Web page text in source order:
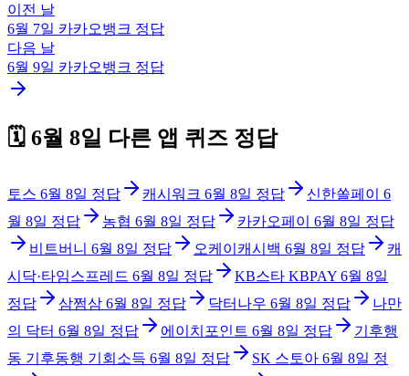
이전 날
6월 7일 카카오뱅크 정답
다음 날
6월 9일 카카오뱅크 정답
🗓️ 6월 8일 다른 앱 퀴즈 정답
토스 6월 8일 정답 캐시워크 6월 8일 정답 신한쏠페이
6
월 8일 정답 농협 6월 8일 정답 카카오페이 6월 8일 정답
비트버니 6월 8일 정답 오케이캐시백 6월 8일 정답
캐
시닥·타임스프레드 6월 8일 정답 KB스타 KBPAY 6월 8일
정답
삼쩜삼 6월 8일 정답 닥터나우 6월 8일 정답
나만
의 닥터 6월 8일 정답 에이치포인트 6월 8일 정답
기후행
동 기후동행 기회소득 6월 8일 정답 SK 스토아 6월 8일 정